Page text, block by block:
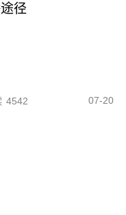
径
4542 07-20